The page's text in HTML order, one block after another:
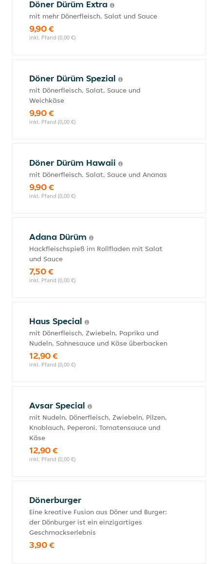
Döner Dürüm Extra
mit mehr Dönerfleisch, Salat und Sauce
9,90 €
inkl. Pfand (0,00 €)
Döner Dürüm Spezial
mit Dönerfleisch, Salat, Sauce und
Weichkäse
9,90 €
inkl. Pfand (0,00 €)
Döner Dürüm Hawaii
mit Dönerfleisch, Salat, Sauce und Ananas
9,90 €
inkl. Pfand (0,00 €)
Adana Dürüm
Hackfleischspieß im Rollfladen mit Salat
und Sauce
7,50 €
inkl. Pfand (0,00 €)
Haus Special
mit Dönerfleisch, Zwiebeln, Paprika und
Nudeln, Sahnesauce und Käse überbacken
12,90 €
inkl. Pfand (0,00 €)
Avsar Special
mit Nudeln, Dönerfleisch, Zwiebeln, Pilzen,
Knoblauch, Peperoni, Tomatensauce und
Käse
12,90 €
inkl. Pfand (0,00 €)
Dönerburger
Eine kreative Fusion aus Döner und Burger:
der Dönburger ist ein einzigartiges
Geschmackserlebnis
3,90 €